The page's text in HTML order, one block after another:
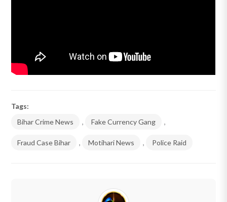
Tags:
Bihar Crime News
, Fake Currency Gang ,
Fraud Case Bihar , Motihari News , Police Raid